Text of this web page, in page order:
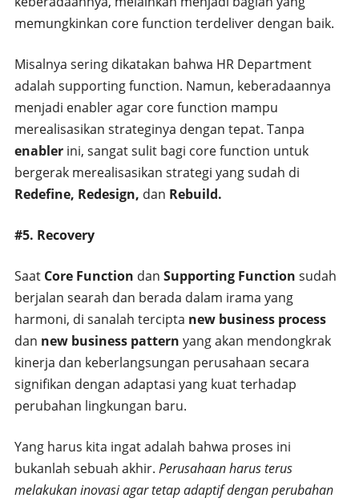
memungkinkan core function terdeliver dengan baik.
Misalnya sering dikatakan bahwa HR Department
adalah supporting function. Namun, keberadaannya
menjadi enabler agar core function mampu
merealisasikan strateginya dengan tepat. Tanpa
enablerini, sangat sulit bagi core function untuk
bergerak merealisasikan strategi yang sudah di
Redefine, Redesign, dan Rebuild.
#5. Recovery
Saat Core Function dan Supporting Function sudah
berjalan searah dan berada dalam irama yang
harmoni, di sanalah tercipta new business process
dan new business pattern yang akan mendongkrak
kinerja dan keberlangsungan perusahaan secara
signifikan dengan adaptasi yang kuat terhadap
perubahan lingkungan baru.
Yang harus kita ingat adalah bahwa proses ini
bukanlah sebuah akhir. Perusahaan harus terus
melakukan inovasi agar tetap adaptif dengan perubahan